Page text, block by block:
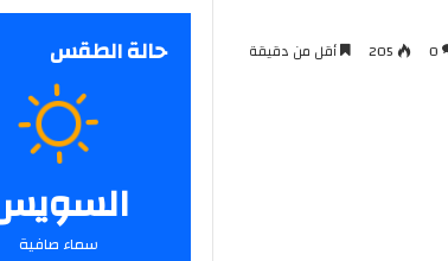
0
205 أقل من دقيقة حالة الطقس
سماء صافية